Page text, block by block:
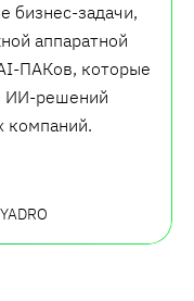
бизнес-задачи,
аппаратной
ПАКов, которые
ИИ-решений
компаний.